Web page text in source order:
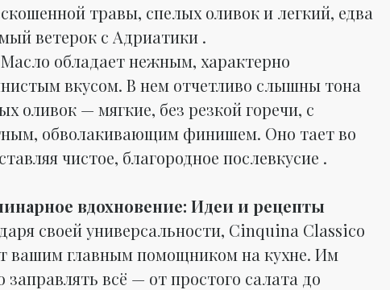
травы, спелых оливок и легкий, едва
ветерок с Адриатики .
Масло обладает нежным, характерно
вкусом. В нем отчетливо слышны тона
оливок — мягкие, без резкой горечи, с
обволакивающим финишем. Оно тает во
чистое, благородное послевкусие .
вдохновение: Идеи и рецепты
своей универсальности, Cinquina Classico
вашим главным помощником на кухне. Им
всё — от простого салата до